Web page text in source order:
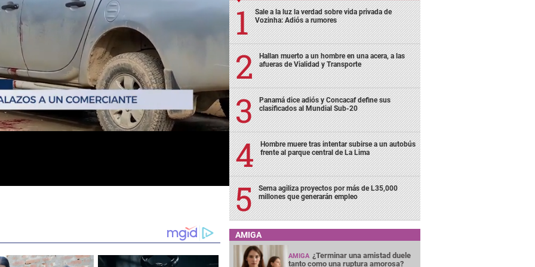
Sale a la luz la verdad sobre vida privada de
Vozinha: Adiós a rumores
Hallan muerto a un hombre en una acera, a las
afueras de Vialidad y Transporte
Panamá dice adiós y Concacaf define sus
clasificados al Mundial Sub-20
Hombre muere tras intentar subirse a un autobús
frente al parque central de La Lima
Serna agiliza proyectos por más de L35,000
millones que generarán empleo
AMIGA
AMIGA ¿Terminar una amistad duele
tanto como una ruptura amorosa?